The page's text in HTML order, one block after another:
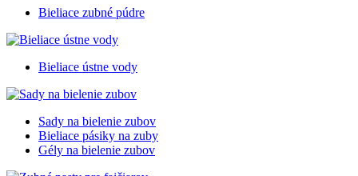
Bieliace zubné púdre
Bieliace ústne vody
Sady na bielenie zubov
Bieliace pásiky na zuby
Gély na bielenie zubov